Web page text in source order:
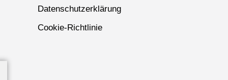
Datenschutzerklärung
Cookie-Richtlinie